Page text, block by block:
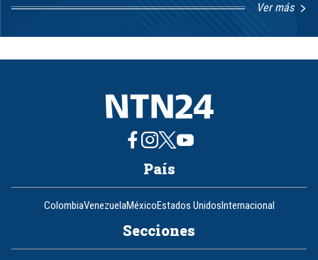
Ver más
1
8
País
ColombiaVenezuelaMéxicoEstados UnidosInternacional
Secciones